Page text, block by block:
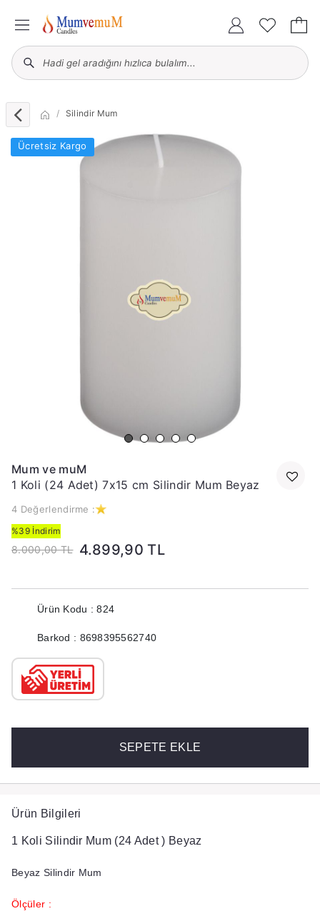
Silindir Mum
Ücretsiz Kargo
Mum ve muM
1 Koli (24 Adet) 7x15 cm Silindir Mum Beyaz
4 Değerlendirme :
%39 İndirim
8.000,00 TL 4.899,90 TL
Ürün Kodu : 824
Barkod : 8698395562740
SEPETE EKLE
Ürün Bilgileri
1 Koli Silindir Mum (24 Adet ) Beyaz
Beyaz Silindir Mum
Ölçüler :